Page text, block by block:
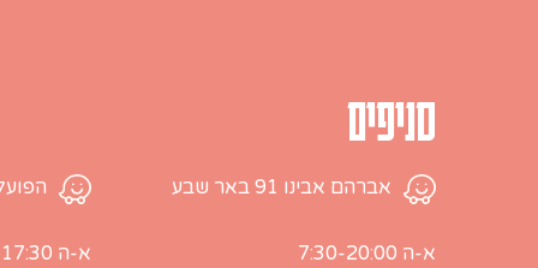
סניפים
אברהם אבינו 91 באר שבע
א-ה 7:30-20:00
הפועלים 28, עמק
א-ה 7:00-17:30